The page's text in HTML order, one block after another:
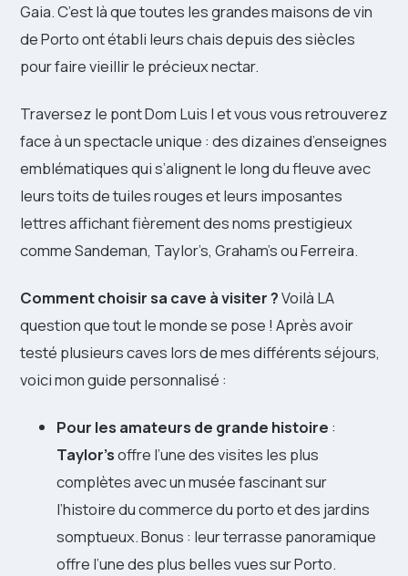
Gaia. C’est là que toutes les grandes maisons de vin
de Porto ont établi leurs chais depuis des siècles
pour faire vieillir le précieux nectar.
Traversez le pont Dom Luis I et vous vous retrouverez
face à un spectacle unique : des dizaines d’enseignes
emblématiques qui s’alignent le long du fleuve avec
leurs toits de tuiles rouges et leurs imposantes
lettres affichant fièrement des noms prestigieux
comme Sandeman, Taylor’s, Graham’s ou Ferreira.
Comment choisir sa cave à visiter ?Voilà LA
question que tout le monde se pose ! Après avoir
testé plusieurs caves lors de mes différents séjours,
voici mon guide personnalisé :
Pour les amateurs de grande histoire :
Taylor’soffre l’une des visites les plus
complètes avec un musée fascinant sur
l’histoire du commerce du porto et des jardins
somptueux. Bonus : leur terrasse panoramique
offre l’une des plus belles vues sur Porto.